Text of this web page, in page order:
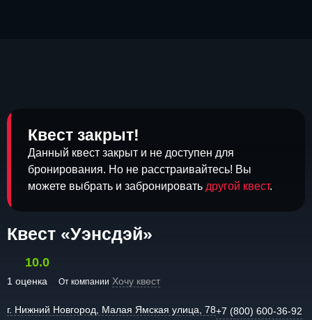
Квест закрыт!
Данный квест закрыт и не доступен для
бронирования. Но не расстраивайтесь! Вы
можете выбрать и забронировать другой квест.
Квест «Уэнсдэй»
10.0
1 оценка От компании Хочу квест
г. Нижний Новгород, Малая Ямская улица, 78+7 (800) 600-36-92